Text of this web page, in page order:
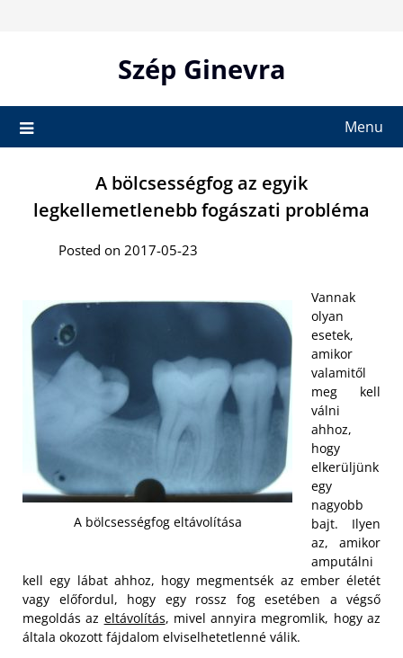
Szép Ginevra
Menu
A bölcsességfog az egyik
legkellemetlenebb fogászati probléma
Posted on 2017-05-23
A bölcsességfog eltávolítása
Vannak
olyan
esetek,
amikor
valamitől
meg kell
válni
ahhoz,
hogy
elkerüljünk
egy
nagyobb
bajt. Ilyen
az, amikor
amputálni
kell egy lábat ahhoz, hogy megmentsék az ember életét
vagy előfordul, hogy egy rossz fog esetében a végső
megoldás az eltávolítás, mivel annyira megromlik, hogy az
általa okozott fájdalom elviselhetetlenné válik.